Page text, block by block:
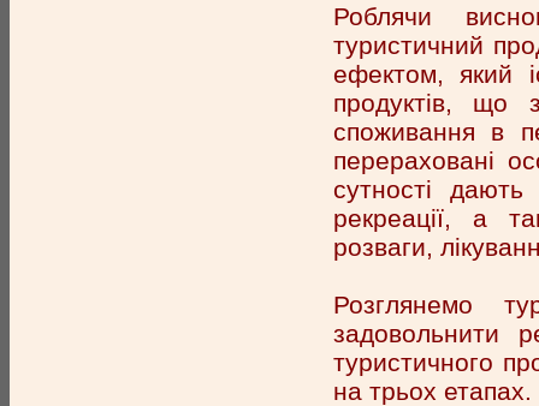
Роблячи
туристичний
ефектом, який
продуктів, що
споживання в
перераховані
сутності
рекреації, а
розваги,
Розглянемо
задовольнити
туристичного
на трьох етапах.